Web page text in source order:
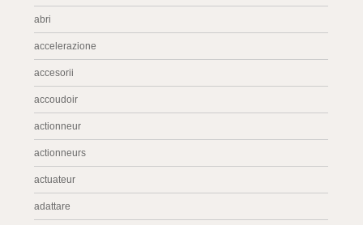
abri
accelerazione
accesorii
accoudoir
actionneur
actionneurs
actuateur
adattare